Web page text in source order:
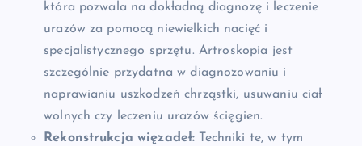
która pozwala na dokładną diagnozę i leczenie
urazów za pomocą niewielkich nacięć i
specjalistycznego sprzętu. Artroskopia jest
szczególnie przydatna w diagnozowaniu i
naprawianiu uszkodzeń chrząstki, usuwaniu ciał
wolnych czy leczeniu urazów ścięgien.
Rekonstrukcja więzadeł: Techniki te, w tym